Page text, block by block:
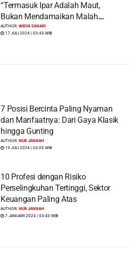
“Termasuk Ipar Adalah Maut,
Bukan Mendamaikan Malah
Menyiram Bensin”
AUTHOR:WIDYA SANARI
17 JULI 2024 | 03:43 WIB
7 Posisi Bercinta Paling Nyaman
dan Manfaatnya: Dari Gaya Klasik
hingga Gunting
AUTHOR:NUR JANNAH
19 JULI 2024 | 03:05 WIB
10 Profesi dengan Risiko
Perselingkuhan Tertinggi, Sektor
Keuangan Paling Atas
AUTHOR:NUR JANNAH
7 JANUARI 2024 | 03:43 WIB